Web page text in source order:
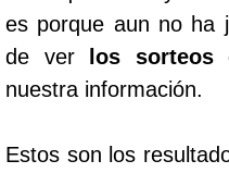
es porque aun no ha
de ver
los sorteos
nuestra información.
Estos son los